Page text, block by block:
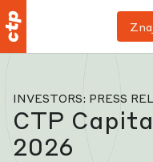
INVESTORS: PRESS
CTP
2026